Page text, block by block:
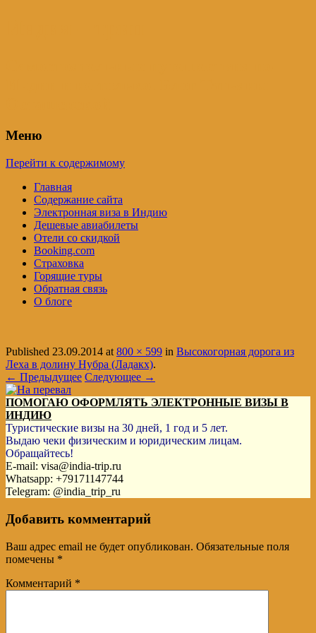
Меню
Перейти к содержимому
Главная
Содержание сайта
Электронная виза в Индию
Дешевые авиабилеты
Отели со скидкой
Booking.com
Страховка
Горящие туры
Обратная связь
О блоге
Published 23.09.2014 at800 × 599 in Высокогорная дорога из
Леха в долину Нубра (Ладакх).
← Предыдущее Следующее →
ПОМОГАЮ ОФОРМЛЯТЬ ЭЛЕКТРОННЫЕ ВИЗЫ В
ИНДИЮ
Туристические визы на 30 дней, 1 год и 5 лет.
Выдаю чеки физическим и юридическим лицам.
Обращайтесь!
E-mail: visa@india-trip.ru
Whatsapp: +79171147744
Telegram: @india_trip_ru
Добавить комментарий
Ваш адрес email не будет опубликован. Обязательные поля
помечены *
Комментарий *